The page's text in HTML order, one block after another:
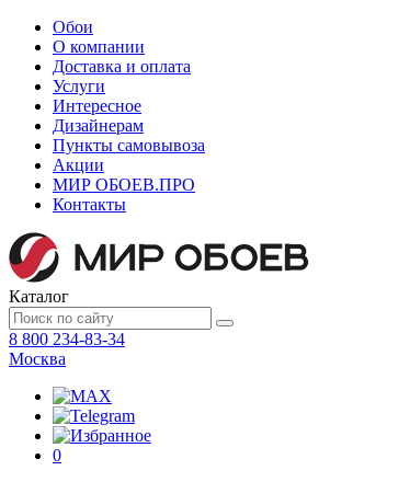
Обои
О компании
Доставка и оплата
Услуги
Интересное
Дизайнерам
Пункты самовывоза
Акции
МИР ОБОЕВ.ПРО
Контакты
Каталог
8 800 234-83-34
Москва
0